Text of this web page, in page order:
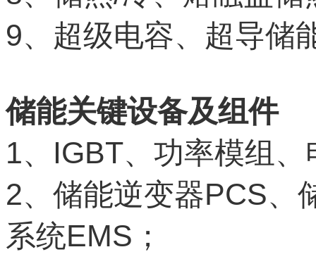
9、超级电容、超导储
储能关键设备及组件
1、 IGBT、功率模组
2、储能逆变器PCS、
系统EMS ；